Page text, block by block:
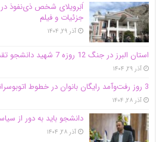
اَبَر‌ویلای شخص ذی‌نفوذ
جزئیات و فیلم
آذر ۲۹, ۱۴۰۴
استان البرز در جنگ 12 روزه 7 شهید دانشجو تقدیم انقلاب کرد
آذر ۲۹, ۱۴۰۴
3 روز رفت‌وآمد رایگان بانوان در خطوط اتوبوسرانی شهری کرج
آذر ۲۸, ۱۴۰۴
دانشجو باید به دور از
آذر ۲۸, ۱۴۰۴